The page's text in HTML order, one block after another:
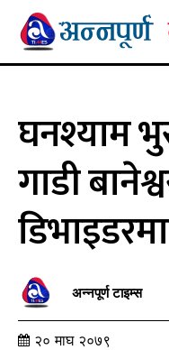
घनश्याम
गाडी
अन्नपूर्ण टाइम्स
२० माघ २०७९